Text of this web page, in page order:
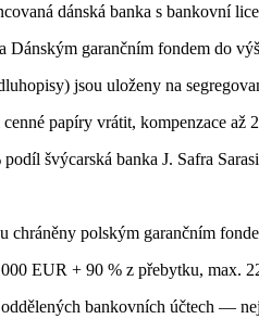
dánská banka s bankovní
Dánským garančním fondem do
jsou uloženy na
papíry vrátit, kompenzace až
švýcarská banka J. Safra
chráněny polským garančním
EUR + 90 % z přebytku, max.
bankovních účtech —